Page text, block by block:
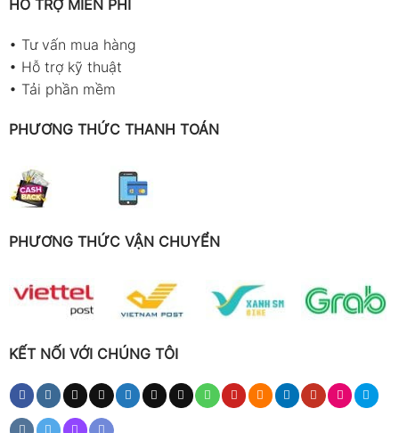
HỖ TRỢ MIỄN PHÍ
• Tư vấn mua hàng
• Hỗ trợ kỹ thuật
• Tải phần mềm
PHƯƠNG THỨC THANH TOÁN
PHƯƠNG THỨC VẬN CHUYỂN
KẾT NỐI VỚI CHÚNG TÔI